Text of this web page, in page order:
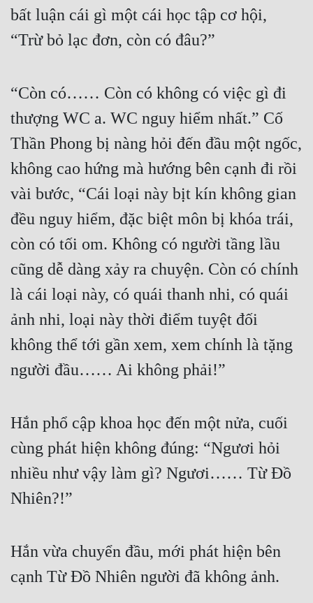
bất luận cái gì một cái học tập cơ hội,
“Trừ bỏ lạc đơn, còn có đâu?”
“Còn có…… Còn có không có việc gì đi
thượng WC a. WC nguy hiểm nhất.” Cố
Thần Phong bị nàng hỏi đến đầu một ngốc,
không cao hứng mà hướng bên cạnh đi rồi
vài bước, “Cái loại này bịt kín không gian
đều nguy hiểm, đặc biệt môn bị khóa trái,
còn có tối om. Không có người tầng lầu
cũng dễ dàng xảy ra chuyện. Còn có chính
là cái loại này, có quái thanh nhi, có quái
ảnh nhi, loại này thời điểm tuyệt đối
không thể tới gần xem, xem chính là tặng
người đầu…… Ai không phải!”
Hắn phổ cập khoa học đến một nửa, cuối
cùng phát hiện không đúng: “Ngươi hỏi
nhiều như vậy làm gì? Ngươi…… Từ Đồ
Nhiên?!”
Hắn vừa chuyển đầu, mới phát hiện bên
cạnh Từ Đồ Nhiên người đã không ảnh.